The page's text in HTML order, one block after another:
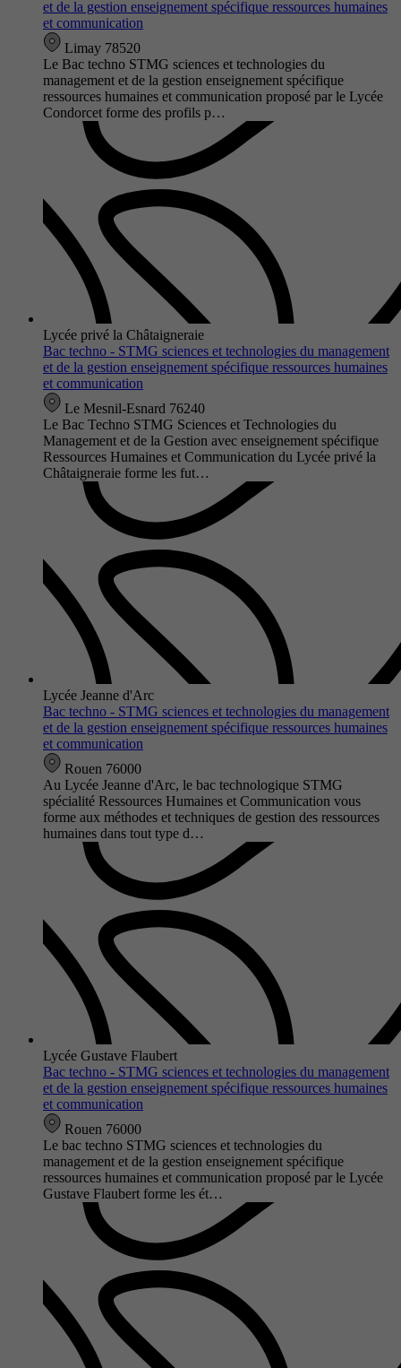
et de la gestion enseignement spécifique ressources humaines
et communication
Limay 78520
Le Bac techno STMG sciences et technologies du
management et de la gestion enseignement spécifique
ressources humaines et communication proposé par le Lycée
Condorcet forme des profils p…
Lycée privé la Châtaigneraie
Bac techno - STMG sciences et technologies du management
et de la gestion enseignement spécifique ressources humaines
et communication
Le Mesnil-Esnard 76240
Le Bac Techno STMG Sciences et Technologies du
Management et de la Gestion avec enseignement spécifique
Ressources Humaines et Communication du Lycée privé la
Châtaigneraie forme les fut…
Lycée Jeanne d'Arc
Bac techno - STMG sciences et technologies du management
et de la gestion enseignement spécifique ressources humaines
et communication
Rouen 76000
Au Lycée Jeanne d'Arc, le bac technologique STMG
spécialité Ressources Humaines et Communication vous
forme aux méthodes et techniques de gestion des ressources
humaines dans tout type d…
Lycée Gustave Flaubert
Bac techno - STMG sciences et technologies du management
et de la gestion enseignement spécifique ressources humaines
et communication
Rouen 76000
Le bac techno STMG sciences et technologies du
management et de la gestion enseignement spécifique
ressources humaines et communication proposé par le Lycée
Gustave Flaubert forme les ét…